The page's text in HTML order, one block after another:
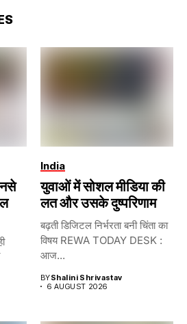
India
युवाओं में सोशल मीडिया की
लत और उसके दुष्परिणाम
बढ़ती डिजिटल निर्भरता बनी चिंता का
विषय REWA TODAY DESK :
आज...
BYShalini Shrivastav
6 AUGUST 2026